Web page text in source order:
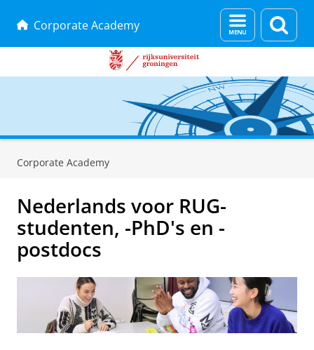
Corporate Academy
Menu
en
Corporate Academy
Nederlands voor RUG-
studenten, -PhD's en -
postdocs